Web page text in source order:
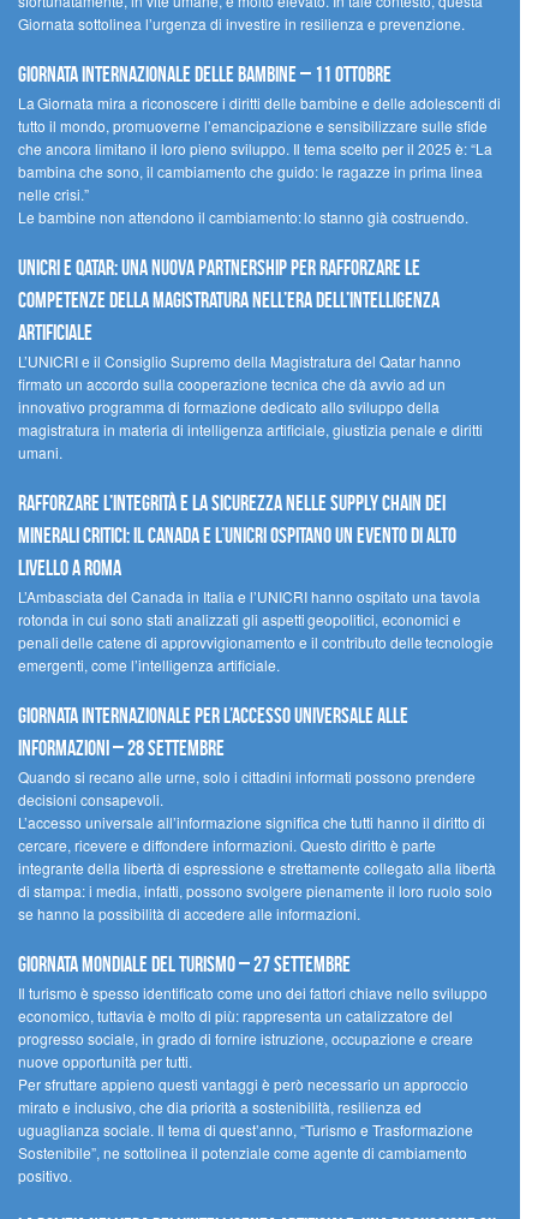
Giornata sottolinea l’urgenza di investire in resilienza e prevenzione.
Giornata internazionale delle bambine – 11 ottobre
La Giornata mira a riconoscere i diritti delle bambine e delle adolescenti di
tutto il mondo, promuoverne l’emancipazione e sensibilizzare sulle sfide
che ancora limitano il loro pieno sviluppo. Il tema scelto per il 2025 è: “La
bambina che sono, il cambiamento che guido: le ragazze in prima linea
nelle crisi.”
Le bambine non attendono il cambiamento: lo stanno già costruendo.
UNICRI e Qatar: una nuova partnership per rafforzare le
competenze della magistratura nell’era dell’intelligenza
artificiale
L’UNICRI e il Consiglio Supremo della Magistratura del Qatar hanno
firmato un accordo sulla cooperazione tecnica che dà avvio ad un
innovativo programma di formazione dedicato allo sviluppo della
magistratura in materia di intelligenza artificiale, giustizia penale e diritti
umani.
Rafforzare l’integrità e la sicurezza nelle supply chain dei
minerali critici: il Canada e l’UNICRI ospitano un evento di alto
livello a Roma
L’Ambasciata del Canada in Italia e l’UNICRI hanno ospitato una tavola
rotonda in cui sono stati analizzati gli aspetti geopolitici, economici e
penali delle catene di approvvigionamento e il contributo delle tecnologie
emergenti, come l’intelligenza artificiale.
Giornata internazionale per l’accesso universale alle
informazioni – 28 settembre
Quando si recano alle urne, solo i cittadini informati possono prendere
decisioni consapevoli.
L’accesso universale all’informazione significa che tutti hanno il diritto di
cercare, ricevere e diffondere informazioni. Questo diritto è parte
integrante della libertà di espressione e strettamente collegato alla libertà
di stampa: i media, infatti, possono svolgere pienamente il loro ruolo solo
se hanno la possibilità di accedere alle informazioni.
Giornata mondiale del turismo – 27 settembre
Il turismo è spesso identificato come uno dei fattori chiave nello sviluppo
economico, tuttavia è molto di più: rappresenta un catalizzatore del
progresso sociale, in grado di fornire istruzione, occupazione e creare
nuove opportunità per tutti.
Per sfruttare appieno questi vantaggi è però necessario un approccio
mirato e inclusivo, che dia priorità a sostenibilità, resilienza ed
uguaglianza sociale. Il tema di quest’anno, “Turismo e Trasformazione
Sostenibile”, ne sottolinea il potenziale come agente di cambiamento
positivo.